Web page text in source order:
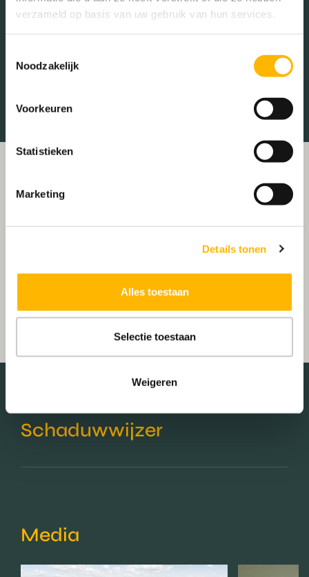
verzameld op basis van uw gebruik van hun services.
Noodzakelijk
Voorkeuren
Statistieken
Marketing
Details tonen
Alles toestaan
Selectie toestaan
Weigeren
Tankstations Taxistandplaats
Treinstation
Schaduwwijzer
Media